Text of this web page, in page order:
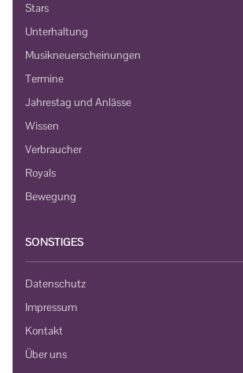
Stars
Unterhaltung
Musikneuerscheinungen
Termine
Jahrestag und Anlässe
Wissen
Verbraucher
Royals
Bewegung
SONSTIGES
Datenschutz
Impressum
Kontakt
Über uns